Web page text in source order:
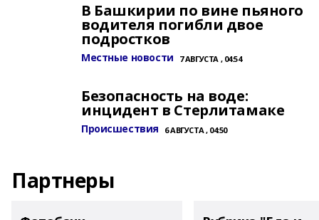
В Башкирии по вине пьяного
водителя погибли двое
подростков
Местные новости 7 АВГУСТА , 04:54
Безопасность на воде:
инцидент в Стерлитамаке
Происшествия 6 АВГУСТА , 04:50
Партнеры